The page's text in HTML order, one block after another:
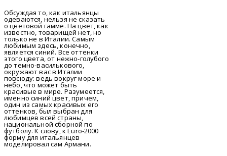
Обсуждая то, как итальянцы
одеваются, нельзя не сказать
о цветовой гамме. На цвет, как
известно, товарищей нет, но
только не в Италии. Самым
любимым здесь, конечно,
является синий. Все оттенки
этого цвета, от нежно-голубого
до темно-василькового,
окружают вас в Италии
повсюду: ведь вокруг море и
небо, что может быть
красивые в мире. Разумеется,
именно синий цвет, причем,
один из самых красивых его
оттенков, был выбран для
любимцев всей страны,
национальной сборной по
футболу. К слову, к Euro-2000
форму для итальянцев
моделировал сам Армани.